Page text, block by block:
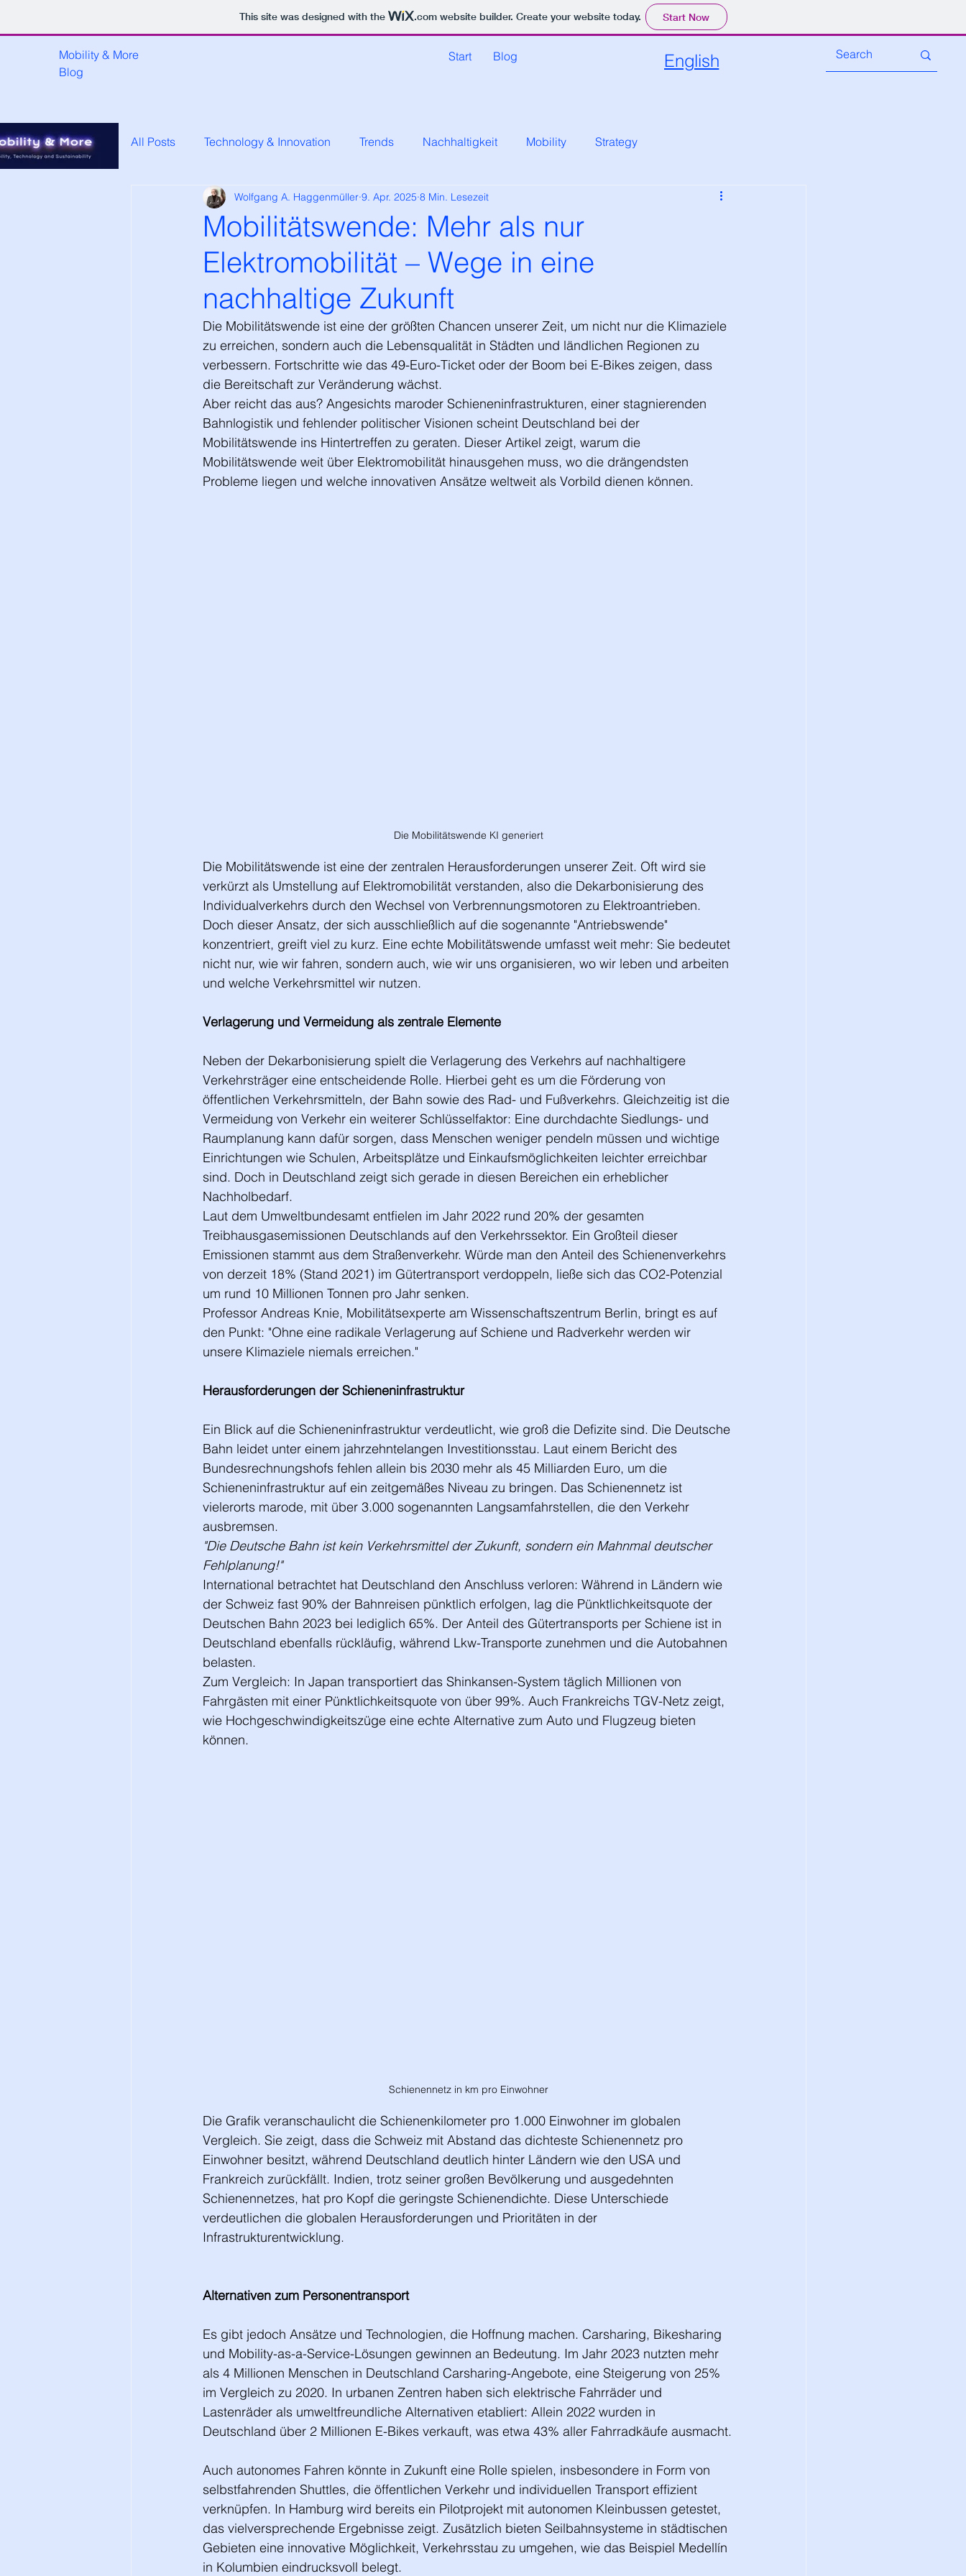
This site was designed with the .comwebsite builder. Create your website today. Start Now
Mobility & More
Blog
Start Blog English
All Posts Technology & Innovation Trends Nachhaltigkeit Mobility Strategy
Mobilitätswende: Mehr als nur
Elektromobilität – Wege in eine
nachhaltige Zukunft
Wolfgang A. Haggenmüller 9. Apr. 2025 8 Min. Lesezeit
Die Mobilitätswende ist eine der größten Chancen unserer Zeit, um nicht nur die Klimaziele
zu erreichen, sondern auch die Lebensqualität in Städten und ländlichen Regionen zu
verbessern. Fortschritte wie das 49-Euro-Ticket oder der Boom bei E-Bikes zeigen, dass
die Bereitschaft zur Veränderung wächst.
Aber reicht das aus? Angesichts maroder Schieneninfrastrukturen, einer stagnierenden
Bahnlogistik und fehlender politischer Visionen scheint Deutschland bei der
Mobilitätswende ins Hintertreffen zu geraten. Dieser Artikel zeigt, warum die
Mobilitätswende weit über Elektromobilität hinausgehen muss, wo die drängendsten
Probleme liegen und welche innovativen Ansätze weltweit als Vorbild dienen können.
Die Mobilitätswende KI generiert
Die Mobilitätswende ist eine der zentralen Herausforderungen unserer Zeit. Oft wird sie
verkürzt als Umstellung auf Elektromobilität verstanden, also die Dekarbonisierung des
Individualverkehrs durch den Wechsel von Verbrennungsmotoren zu Elektroantrieben.
Doch dieser Ansatz, der sich ausschließlich auf die sogenannte "Antriebswende"
konzentriert, greift viel zu kurz. Eine echte Mobilitätswende umfasst weit mehr: Sie bedeutet
nicht nur, wie wir fahren, sondern auch, wie wir uns organisieren, wo wir leben und arbeiten
und welche Verkehrsmittel wir nutzen.
Verlagerung und Vermeidung als zentrale Elemente
Neben der Dekarbonisierung spielt die Verlagerung des Verkehrs auf nachhaltigere
Verkehrsträger eine entscheidende Rolle. Hierbei geht es um die Förderung von
öffentlichen Verkehrsmitteln, der Bahn sowie des Rad- und Fußverkehrs. Gleichzeitig ist die
Vermeidung von Verkehr ein weiterer Schlüsselfaktor: Eine durchdachte Siedlungs- und
Raumplanung kann dafür sorgen, dass Menschen weniger pendeln müssen und wichtige
Einrichtungen wie Schulen, Arbeitsplätze und Einkaufsmöglichkeiten leichter erreichbar
sind. Doch in Deutschland zeigt sich gerade in diesen Bereichen ein erheblicher
Nachholbedarf.
Laut dem Umweltbundesamt entfielen im Jahr 2022 rund 20% der gesamten
Treibhausgasemissionen Deutschlands auf den Verkehrssektor. Ein Großteil dieser
Emissionen stammt aus dem Straßenverkehr. Würde man den Anteil des Schienenverkehrs
von derzeit 18% (Stand 2021) im Gütertransport verdoppeln, ließe sich das CO2-Potenzial
um rund 10 Millionen Tonnen pro Jahr senken.
Professor Andreas Knie, Mobilitätsexperte am Wissenschaftszentrum Berlin, bringt es auf
den Punkt: "Ohne eine radikale Verlagerung auf Schiene und Radverkehr werden wir
unsere Klimaziele niemals erreichen."
Herausforderungen der Schieneninfrastruktur
Ein Blick auf die Schieneninfrastruktur verdeutlicht, wie groß die Defizite sind. Die Deutsche
Bahn leidet unter einem jahrzehntelangen Investitionsstau. Laut einem Bericht des
Bundesrechnungshofs fehlen allein bis 2030 mehr als 45 Milliarden Euro, um die
Schieneninfrastruktur auf ein zeitgemäßes Niveau zu bringen. Das Schienennetz ist
vielerorts marode, mit über 3.000 sogenannten Langsamfahrstellen, die den Verkehr
ausbremsen.
"Die Deutsche Bahn ist kein Verkehrsmittel der Zukunft, sondern ein Mahnmal deutscher
Fehlplanung!"
International betrachtet hat Deutschland den Anschluss verloren: Während in Ländern wie
der Schweiz fast 90% der Bahnreisen pünktlich erfolgen, lag die Pünktlichkeitsquote der
Deutschen Bahn 2023 bei lediglich 65%. Der Anteil des Gütertransports per Schiene ist in
Deutschland ebenfalls rückläufig, während Lkw-Transporte zunehmen und die Autobahnen
belasten.
Zum Vergleich: In Japan transportiert das Shinkansen-System täglich Millionen von
Fahrgästen mit einer Pünktlichkeitsquote von über 99%. Auch Frankreichs TGV-Netz zeigt,
wie Hochgeschwindigkeitszüge eine echte Alternative zum Auto und Flugzeug bieten
können.
Schienennetz in km pro Einwohner
Die Grafik veranschaulicht die Schienenkilometer pro 1.000 Einwohner im globalen
Vergleich. Sie zeigt, dass die Schweiz mit Abstand das dichteste Schienennetz pro
Einwohner besitzt, während Deutschland deutlich hinter Ländern wie den USA und
Frankreich zurückfällt. Indien, trotz seiner großen Bevölkerung und ausgedehnten
Schienennetzes, hat pro Kopf die geringste Schienendichte. Diese Unterschiede
verdeutlichen die globalen Herausforderungen und Prioritäten in der
Infrastrukturentwicklung.
Alternativen zum Personentransport
Es gibt jedoch Ansätze und Technologien, die Hoffnung machen. Carsharing, Bikesharing
und Mobility-as-a-Service-Lösungen gewinnen an Bedeutung. Im Jahr 2023 nutzten mehr
als 4 Millionen Menschen in Deutschland Carsharing-Angebote, eine Steigerung von 25%
im Vergleich zu 2020. In urbanen Zentren haben sich elektrische Fahrräder und
Lastenräder als umweltfreundliche Alternativen etabliert: Allein 2022 wurden in
Deutschland über 2 Millionen E-Bikes verkauft, was etwa 43% aller Fahrradkäufe ausmacht.
Auch autonomes Fahren könnte in Zukunft eine Rolle spielen, insbesondere in Form von
selbstfahrenden Shuttles, die öffentlichen Verkehr und individuellen Transport effizient
verknüpfen. In Hamburg wird bereits ein Pilotprojekt mit autonomen Kleinbussen getestet,
das vielversprechende Ergebnisse zeigt. Zusätzlich bieten Seilbahnsysteme in städtischen
Gebieten eine innovative Möglichkeit, Verkehrsstau zu umgehen, wie das Beispiel Medellín
in Kolumbien eindrucksvoll belegt.